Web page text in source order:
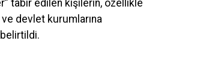
tabir edilen kişilerin, özellikle
devlet kurumlarına